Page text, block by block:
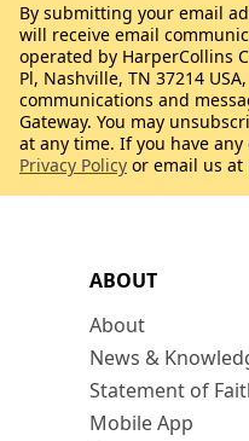
ABOUT
About
News &
Statement of
Mobile App
By submitting your email
will receive email
operated by HarperCollins
Pl, Nashville, TN 37214
communications and
Gateway. You may
at any time. If you have
Privacy Policy or email us at